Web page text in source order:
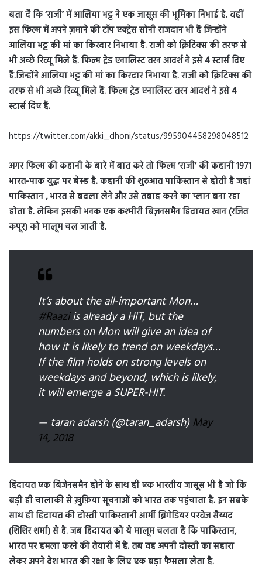
बता दें कि ‘राजी’ में आलिया भट्ट ने एक जासूस की भूमिका निभाई है. वहीं
इस फिल्म में अपने ज़माने की टॉप एक्ट्रेस सोनी राजदान भी हैं जिन्होंने
आलिया भट्ट की मां का किरदार निभाया है. राजी को क्रिटिक्स की तरफ से
भी अच्छे रिव्यू मिले हैं. फिल्म ट्रेड एनालिस्ट तरन आदर्श ने इसे 4 स्टार्स दिए
हैं.जिन्होंने आलिया भट्ट की मां का किरदार निभाया है. राजी को क्रिटिक्स की
तरफ से भी अच्छे रिव्यू मिले हैं. फिल्म ट्रेड एनालिस्ट तरन आदर्श ने इसे 4
स्टार्स दिए हैं.
https://twitter.com/akki_dhoni/status/995904458298048512
अगर फिल्म की कहानी के बारे में बात करे तो फिल्म ‘राजी’ की कहानी 1971
भारत-पाक युद्ध पर बेस्ड है. कहानी की शुरुआत पाकिस्तान से होती है जहां
पाकिस्तान , भारत से बदला लेने और उसे तबाह करने का प्लान बना रहा
होता है. लेकिन इसकी भनक एक कश्मीरी बिज़नसमैन हिदायत खान (रजित
कपूर) को मालूम चल जाती है.
It’s about the all-important Mon…
#Raaziis already a HIT, but the
numbers on Mon will give an idea of
how it is likely to trend on weekdays…
If the film holds on strong levels on
weekdays and beyond, which is likely,
it will emerge a SUPER-HIT.
— taran adarsh (@taran_adarsh)May
14, 2018
हिदायत एक बिजेनसमैन होने के साथ ही एक भारतीय जासूस भी है जो कि
बड़ी ही चालाकी से ख़ुफ़िया सूचनाओं को भारत तक पहुंचाता है. इन सबके
साथ ही हिदायत की दोस्ती पाकिस्तानी आर्मी ब्रिगेडियर परवेज सैय्यद
(शिशिर शर्मा) से है. जब हिदायत को ये मालूम चलता है कि पाकिस्तान,
भारत पर हमला करने की तैयारी में है. तब वह अपनी दोस्ती का सहारा
लेकर अपने देश भारत की रक्षा के लिए एक बड़ा फैसला लेता है.